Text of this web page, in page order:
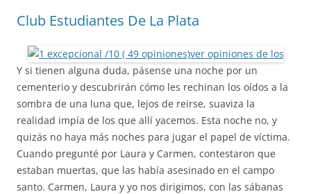
Club Estudiantes De La Plata
Y si tienen alguna duda, pásense una noche por un
cementerio y descubrirán cómo les rechinan los oídos a la
sombra de una luna que, lejos de reirse, suaviza la
realidad impía de los que allí yacemos. Esta noche no, y
quizás no haya más noches para jugar el papel de víctima.
Cuando pregunté por Laura y Carmen, contestaron que
estaban muertas, que las había asesinado en el campo
santo. Carmen, Laura y yo nos dirigimos, con las sábanas